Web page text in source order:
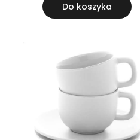
Do koszyka